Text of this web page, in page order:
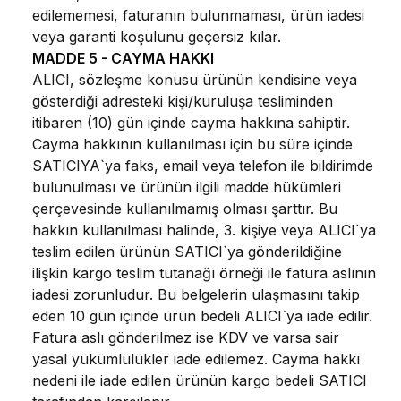
edilememesi, faturanın bulunmaması, ürün iadesi
veya garanti koşulunu geçersiz kılar.
MADDE 5 - CAYMA HAKKI
ALICI, sözleşme konusu ürünün kendisine veya
gösterdiği adresteki kişi/kuruluşa tesliminden
itibaren (10) gün içinde cayma hakkına sahiptir.
Cayma hakkının kullanılması için bu süre içinde
SATICIYA`ya faks, email veya telefon ile bildirimde
bulunulması ve ürünün ilgili madde hükümleri
çerçevesinde kullanılmamış olması şarttır. Bu
hakkın kullanılması halinde, 3. kişiye veya ALICI`ya
teslim edilen ürünün SATICI`ya gönderildiğine
ilişkin kargo teslim tutanağı örneği ile fatura aslının
iadesi zorunludur. Bu belgelerin ulaşmasını takip
eden 10 gün içinde ürün bedeli ALICI`ya iade edilir.
Fatura aslı gönderilmez ise KDV ve varsa sair
yasal yükümlülükler iade edilemez. Cayma hakkı
nedeni ile iade edilen ürünün kargo bedeli SATICI